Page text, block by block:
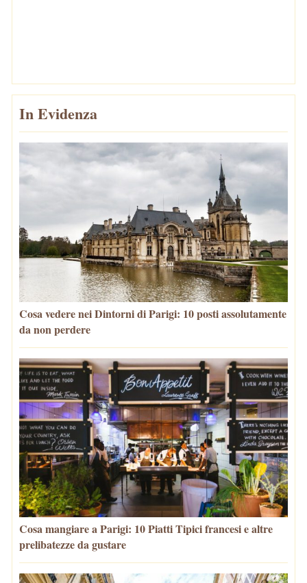
In Evidenza
Cosa vedere nei Dintorni di Parigi: 10 posti assolutamente
da non perdere
Cosa mangiare a Parigi: 10 Piatti Tipici francesi e altre
prelibatezze da gustare